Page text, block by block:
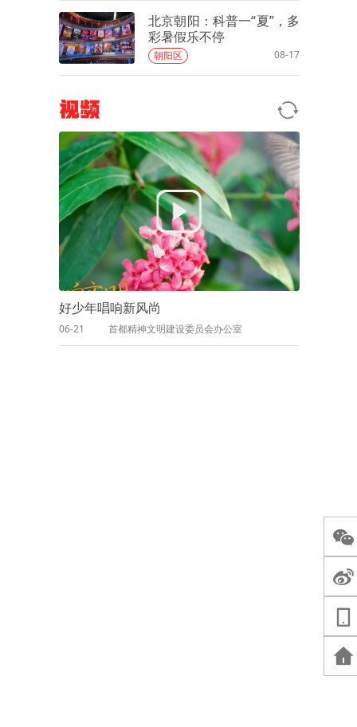
北京朝阳：科普一“夏”，多
彩暑假乐不停
朝阳区 08-17
视频
好少年唱响新风尚
06-21 首都精神文明建设委员会办公室